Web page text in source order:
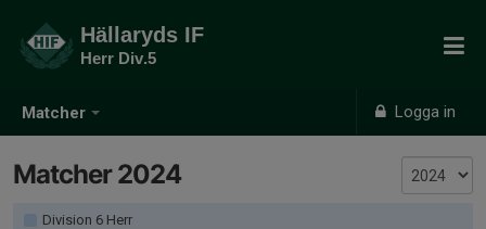
Matcher Logga in
Hällaryds IF
Herr Div.5
Matcher 2024
Division 6 Herr